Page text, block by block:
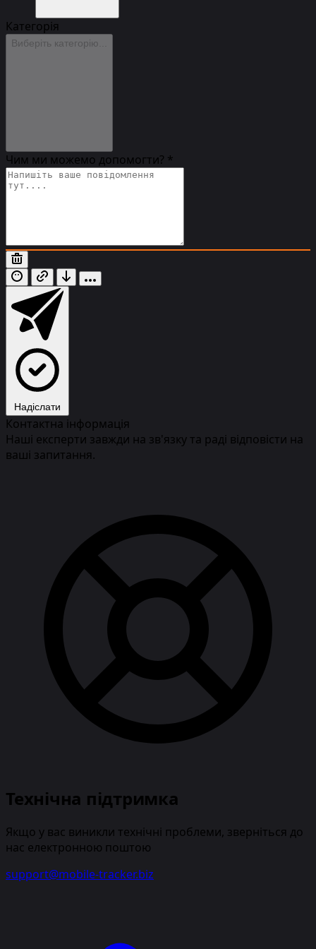
Категорія
Виберіть категорію...
Чим ми можемо допомогти? *
Надіслати
Контактна інформація
Наші експерти завжди на зв'язку та раді відповісти на
ваші запитання.
Технічна підтримка
Якщо у вас виникли технічні проблеми, зверніться до
нас електронною поштою
support@mobile-tracker.biz